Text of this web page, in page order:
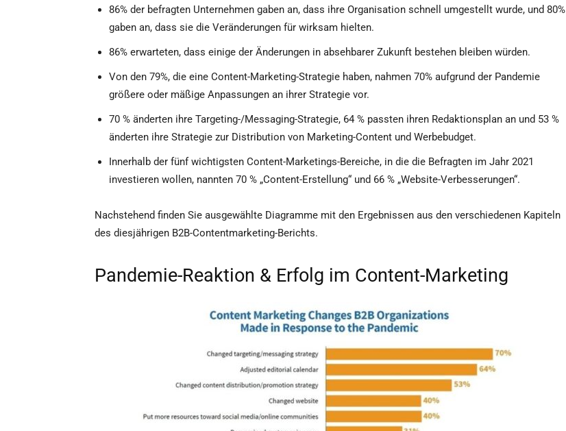
86% der befragten Unternehmen gaben an, dass ihre Organisation schnell umgestellt wurde, und 80%
gaben an, dass sie die Veränderungen für wirksam hielten.
86% erwarteten, dass einige der Änderungen in absehbarer Zukunft bestehen bleiben würden.
Von den 79%, die eine Content-Marketing-Strategie haben, nahmen 70% aufgrund der Pandemie
größere oder mäßige Anpassungen an ihrer Strategie vor.
70 % änderten ihre Targeting-/Messaging-Strategie, 64 % passten ihren Redaktionsplan an und 53 %
änderten ihre Strategie zur Distribution von Marketing-Content und Werbebudget.
Innerhalb der fünf wichtigsten Content-Marketings-Bereiche, in die die Befragten im Jahr 2021
investieren wollen, nannten 70 % „Content-Erstellung“ und 66 % „Website-Verbesserungen“.
Nachstehend finden Sie ausgewählte Diagramme mit den Ergebnissen aus den verschiedenen Kapiteln
des diesjährigen B2B-Contentmarketing-Berichts.
Pandemie-Reaktion & Erfolg im Content-Marketing